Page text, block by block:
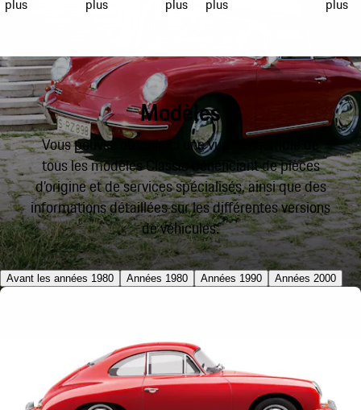
Modèles
Vous pouvez obtenir ici une vue d’ensemble de
tous les modèles Classic bénéficiant de pièces
d’origine et de services spécialisés, ainsi que des
informations détaillées sur les différentes versions
de véhicules.
Avant les années 1980 Années 1980 Années 1990 Années 2000